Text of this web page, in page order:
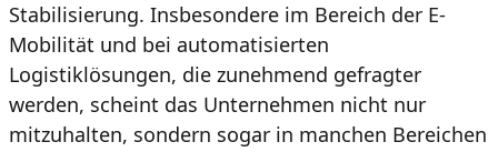
Stabilisierung. Insbesondere im Bereich der E-
Mobilität und bei automatisierten
Logistiklösungen, die zunehmend gefragter
werden, scheint das Unternehmen nicht nur
mitzuhalten, sondern sogar in manchen Bereichen